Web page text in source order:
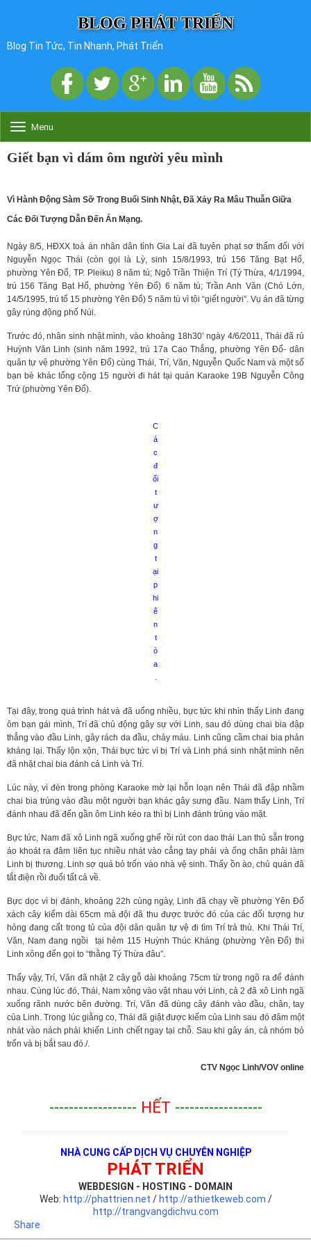
BLOG PHÁT TRIỂN
Blog Tin Tức, Tin Nhanh, Phát Triển
o
g
g
n
g
a
t
i
o
Menu
Giết bạn vì dám ôm người yêu mình
Vì Hành Động Sàm Sỡ Trong Buổi Sinh Nhật, Đã Xảy Ra Mâu Thuẫn Giữa
Các Đối Tượng Dẫn Đến Án Mạng.
Ngày 8/5, HĐXX toà án nhân dân tỉnh Gia Lai đã tuyên phạt sơ thẩm đối với
Nguyễn Ngọc Thái (còn gọi là Lỳ, sinh 15/8/1993, trú 156 Tăng Bạt Hổ,
phường Yên Đổ, TP. Pleiku) 8 năm tù; Ngô Trần Thiện Trí (Tý Thừa, 4/1/1994,
trú 156 Tăng Bạt Hổ, phường Yên Đổ) 6 năm tù; Trần Anh Văn (Chó Lớn,
14/5/1995, trú tổ 15 phường Yên Đổ) 5 năm tù vì tội “giết người”. Vụ án đã từng
gây rúng động phố Núi.
Trước đó, nhân sinh nhật mình, vào khoảng 18h30’ ngày 4/6/2011, Thái đã rủ
Huỳnh Văn Linh (sinh năm 1992, trú 17a Cao Thắng, phường Yên Đổ- dân
quân tự vệ phường Yên Đổ) cùng Thái, Trí, Văn, Nguyễn Quốc Nam và một số
bạn bè khác tổng cộng 15 người đi hát tại quán Karaoke 19B Nguyễn Công
Trứ (phường Yên Đổ).
C
á
c
đ
ối
t
ư
ợ
n
g
t
ại
p
hi
ê
n
t
ò
a
Tại đây, trong quá trình hát và đã uống nhiều, bực tức khi nhìn thấy Linh đang
ôm bạn gái mình, Trí đã chủ động gây sự với Linh, sau đó dùng chai bia đập
thẳng vào đầu Linh, gây rách da đầu, chảy máu. Linh cũng cầm chai bia phản
kháng lại. Thấy lộn xộn, Thái bực tức vì bị Trí và Linh phá sinh nhật mình nên
đã nhặt chai bia đánh cả Linh và Trí.
Lúc này, vì đèn trong phòng Karaoke mờ lại hỗn loạn nên Thái đã đập nhầm
chai bia trúng vào đầu một người bạn khác gây sưng đầu. Nam thấy Linh, Trí
đánh nhau đã đến gần ôm Linh kéo ra thì bị Linh đánh trúng vào mặt.
Bực tức, Nam đã xô Linh ngã xuống ghế rồi rút con dao thái Lan thủ sẵn trong
áo khoát ra đâm liên tục nhiều nhát vào cẳng tay phải và ống chân phải làm
Linh bị thương. Linh sợ quá bỏ trốn vào nhà vệ sinh. Thấy ồn ào, chủ quán đã
tắt điện rồi đuổi tất cả về.
Bực dọc vì bị đánh, khoảng 22h cùng ngày, Linh đã chạy về phường Yên Đổ
xách cây kiếm dài 65cm mà đội đã thu được trước đó của các đối tượng hư
hỏng đang cất trong tủ của đội dân quân tự vệ đi tìm Trí trả thù. Khi Thái Trí,
Văn, Nam đang ngồi tại hẻm 115 Huỳnh Thúc Kháng (phường Yên Đổ) thì
Linh xông đến gọi to “thằng Tý Thừa đâu”.
Thấy vậy, Trí, Văn đã nhặt 2 cây gỗ dài khoảng 75cm từ trong ngõ ra để đánh
nhau. Cùng lúc đó, Thái, Nam xông vào vật nhau với Linh, cả 2 đã xô Linh ngã
xuống rãnh nước bên đường. Trí, Văn đã dùng cây đánh vào đầu, chân, tay
của Linh. Trong lúc giằng co, Thái đã giật được kiếm của Linh sau đó đâm một
nhát vào nách phải khiến Linh chết ngay tại chỗ. Sau khi gây án, cả nhóm bỏ
trốn và bị bắt sau đó./.
CTV Ngọc Linh/VOV online
------------------ HẾT ------------------
NHÀ CUNG CẤP DỊCH VỤ CHUYÊN NGHIỆP
PHÁT TRIỂN
WEBDESIGN - HOSTING - DOMAIN
Web: http://phattrien.net / http://athietkeweb.com /
http://trangvangdichvu.com
Share